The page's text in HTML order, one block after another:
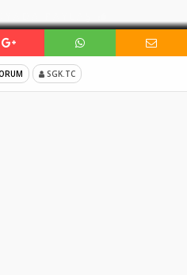
PAYLAŞ
SGK.TC